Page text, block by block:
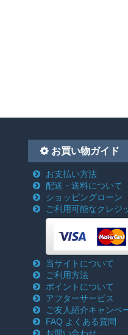
お買い物ガイド
お支払い方法
配送・送料について
ショッピングローン
ご利用可能なクレジ
当サイトについて
ご利用方法
ポイントについて
アフターサービス
ご友人紹介キャンペ
FAQ よくある質問